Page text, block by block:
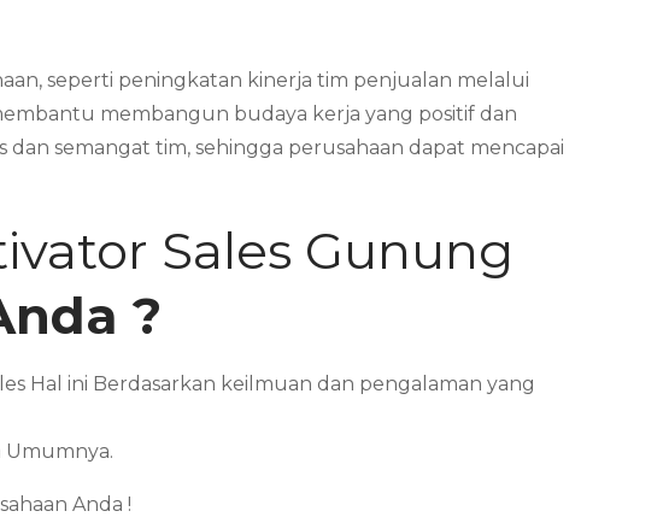
seperti peningkatan kinerja tim penjualan melalui
membangun budaya kerja yang positif dan
semangat tim, sehingga perusahaan dapat mencapai
Sales Gunung
?
Hal ini Berdasarkan keilmuan dan pengalaman yang
Umumnya.
Anda !